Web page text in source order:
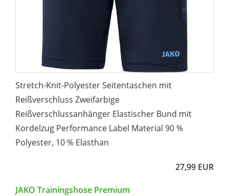
Stretch-Knit-Polyester Seitentaschen mit
Reißverschluss Zweifarbige
Reißverschlussanhänger Elastischer Bund mit
Kordelzug Performance Label Material 90 %
Polyester, 10 % Elasthan
27,99 EUR
JAKO Trainingshose Premium